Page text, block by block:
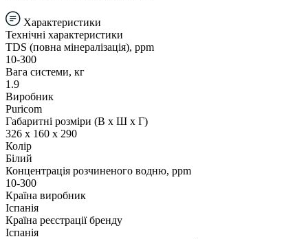
Характеристики
Технічні характеристики
TDS (повна мінералізація), ppm
10-300
Вага системи, кг
1.9
Виробник
Puricom
Габаритні розміри (В х Ш х Г)
326 x 160 х 290
Колір
Білий
Концентрація розчиненого водню, ppm
10-300
Країна виробник
Іспанія
Країна реєстрації бренду
Іспанія